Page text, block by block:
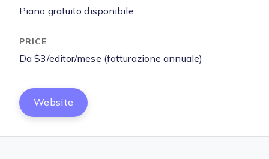
Piano gratuito disponibile
Da $3/editor/mese (fatturazione annuale)
Website